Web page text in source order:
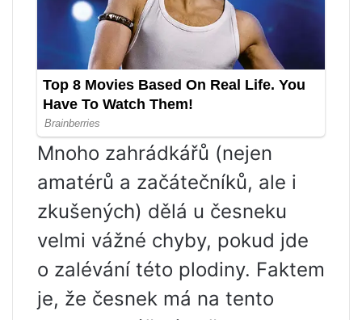
Mnoho zahrádkářů (nejen
amatérů a začátečníků, ale i
zkušených) dělá u česneku
velmi vážné chyby, pokud jde
o zalévání této plodiny. Faktem
je, že česnek má na tento